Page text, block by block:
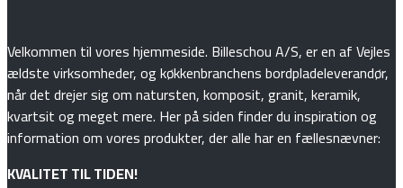
Velkommen til vores hjemmeside. Billeschou A/S, er en af Vejles
ældste virksomheder, og køkkenbranchens bordpladeleverandør,
når det drejer sig om natursten, komposit, granit, keramik,
kvartsit og meget mere. Her på siden finder du inspiration og
information om vores produkter, der alle har en fællesnævner:
KVALITET TIL TIDEN!